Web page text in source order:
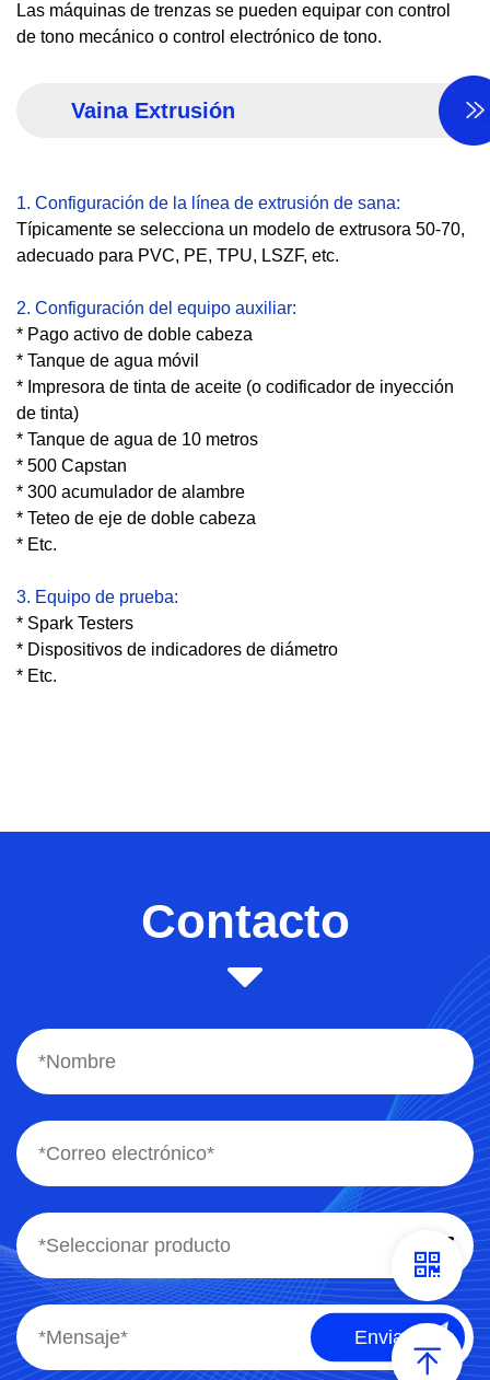
Las máquinas de trenzas se pueden equipar con control
de tono mecánico o control electrónico de tono.
Vaina Extrusión
1. Configuración de la línea de extrusión de sana:
Típicamente se selecciona un modelo de extrusora 50-70,
adecuado para PVC, PE, TPU, LSZF, etc.
2. Configuración del equipo auxiliar:
* Pago activo de doble cabeza
* Tanque de agua móvil
* Impresora de tinta de aceite (o codificador de inyección
de tinta)
* Tanque de agua de 10 metros
* 500 Capstan
* 300 acumulador de alambre
* Teteo de eje de doble cabeza
* Etc.
3. Equipo de prueba:
* Spark Testers
* Dispositivos de indicadores de diámetro
* Etc.
Contacto